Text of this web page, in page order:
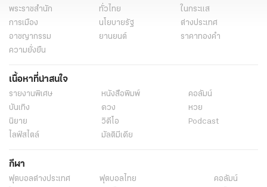
พระราชสำนัก ทั่วไทย
ในกระแส
การเมือง
นโยบายรัฐ
ต่างประเทศ
อาชญากรรม
ยานยนต์
ราคาทองคำ
ความยั่งยืน
เนื้อหาที่น่าสนใจ
รายงานพิเศษ หนังสือพิมพ์
คอลัมน์
บันเทิง
ดวง
หวย
นิยาย
วิดีโอ
Podcast
ไลฟ์สไตล์
มัลติมีเดีย
กีฬา
ฟุตบอลต่่างประเทศ ฟุตบอลไทย
คอลัมน์